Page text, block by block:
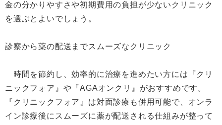
金の分かりやすさや初期費用の負担が少ないクリニック
を選ぶとよいでしょう。
診察から薬の配送までスムーズなクリニック
時間を節約し、効率的に治療を進めたい方には『クリ
ニックフォア』や『AGAオンクリ』がおすすめです。
『クリニックフォア』は対面診療も併用可能で、オンラ
イン診療後にスムーズに薬が配送される仕組みが整って